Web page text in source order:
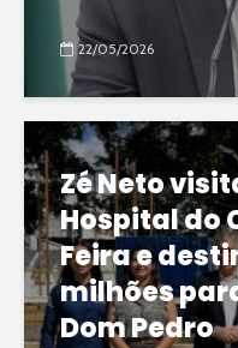
22/05/2026
Zé Neto
Hospital do
Feira e
milhões
Dom Pedro